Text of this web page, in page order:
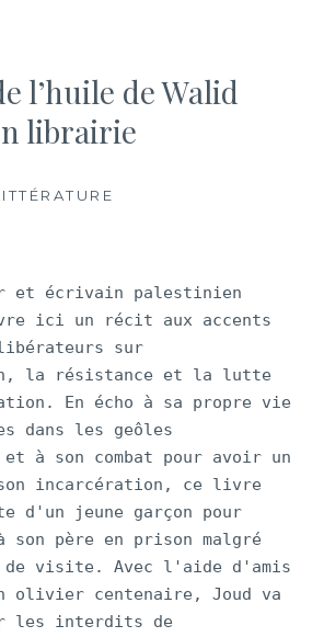
l’huile de Walid
librairie
et écrivain palestinien
ici un récit aux accents
sur
la résistance et la lutte
En écho à sa propre vie
dans les geôles
à son combat pour avoir un
incarcération, ce livre
d'un jeune garçon pour
père en prison malgré
visite. Avec l'aide d'amis
olivier centenaire, Joud va
les interdits de